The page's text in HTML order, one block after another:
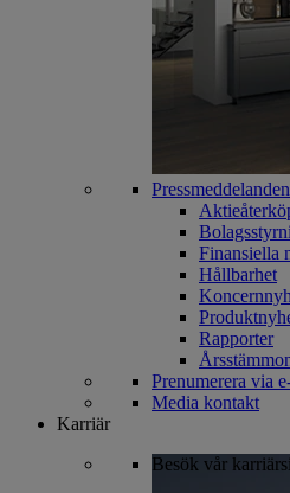
Pressmeddelanden
Finansiella
Hållbarhet
Rapporter
Prenumerera via
Media kontakt
Karriär
Besök vår